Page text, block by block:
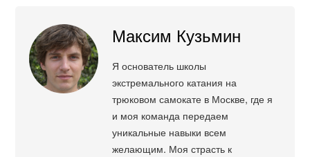
Максим Кузьмин
Я основатель школы
экстремального катания на
трюковом самокате в Москве, где я
и моя команда передаем
уникальные навыки всем
желающим. Моя страсть к